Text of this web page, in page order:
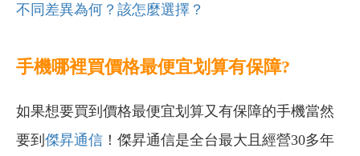
不同差異為何？該怎麼選擇？
手機哪裡買價格最便宜划算有保障?
如果想要買到價格最便宜划算又有保障的手機當然
要到 傑昇通信 ！傑昇通信是全台最大且經營30多年